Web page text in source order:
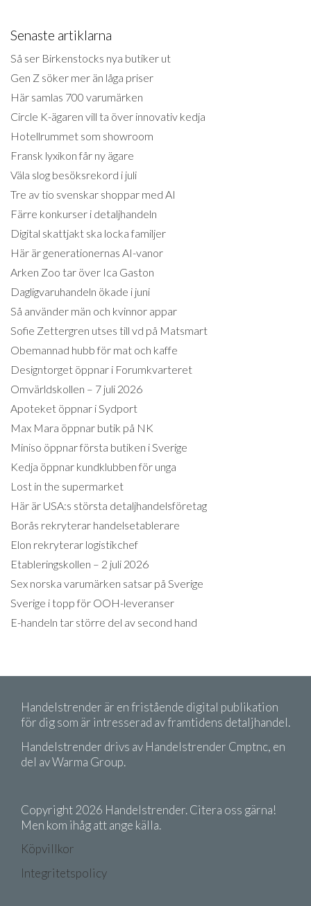
Senaste artiklarna
Så ser Birkenstocks nya butiker ut
Gen Z söker mer än låga priser
Här samlas 700 varumärken
Circle K-ägaren vill ta över innovativ kedja
Hotellrummet som showroom
Fransk lyxikon får ny ägare
Väla slog besöksrekord i juli
Tre av tio svenskar shoppar med AI
Färre konkurser i detaljhandeln
Digital skattjakt ska locka familjer
Här är generationernas AI-vanor
Arken Zoo tar över Ica Gaston
Dagligvaruhandeln ökade i juni
Så använder män och kvinnor appar
Sofie Zettergren utses till vd på Matsmart
Obemannad hubb för mat och kaffe
Designtorget öppnar i Forumkvarteret
Omvärldskollen – 7 juli 2026
Apoteket öppnar i Sydport
Max Mara öppnar butik på NK
Miniso öppnar första butiken i Sverige
Kedja öppnar kundklubben för unga
Lost in the supermarket
Här är USA:s största detaljhandelsföretag
Borås rekryterar handelsetablerare
Elon rekryterar logistikchef
Etableringskollen – 2 juli 2026
Sex norska varumärken satsar på Sverige
Sverige i topp för OOH-leveranser
E-handeln tar större del av second hand
Handelstrender är en fristående digital publikation
för dig som är intresserad av framtidens detaljhandel.
Handelstrender drivs av Handelstrender Cmptnc, en
del av Warma Group.
Copyright 2026 Handelstrender. Citera oss gärna!
Men kom ihåg att ange källa.
Köpvillkor
Integritetspolicy